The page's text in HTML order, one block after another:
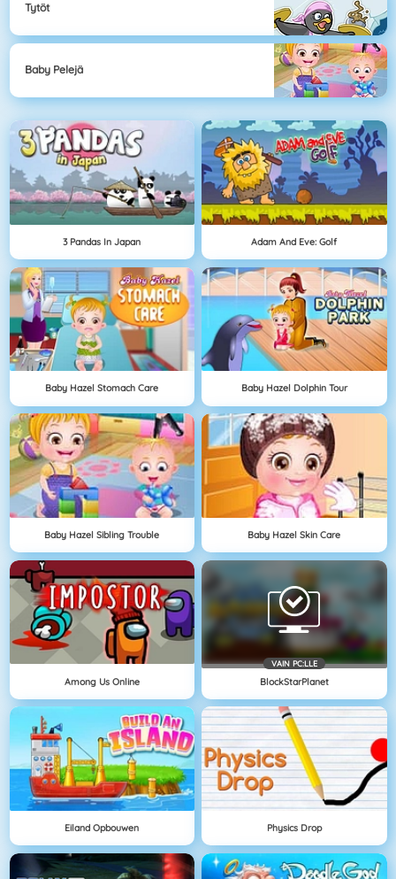
Tytöt
Baby Pelejä
3 Pandas In Japan Adam And Eve: Golf
Baby Hazel Stomach Care Baby Hazel Dolphin Tour
Baby Hazel Sibling Trouble Baby Hazel Skin Care
Among Us Online
VAIN PC:LLE
BlockStarPlanet
Eiland Opbouwen Physics Drop